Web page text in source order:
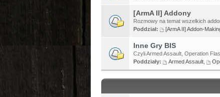
[ArmA II] Addony
Rozmowy na temat wszelkich
Poddział:
[ArmA II] Addon-
Inne Gry BIS
Czyli Armed Assault, Operation
Poddziały:
Armed Assault